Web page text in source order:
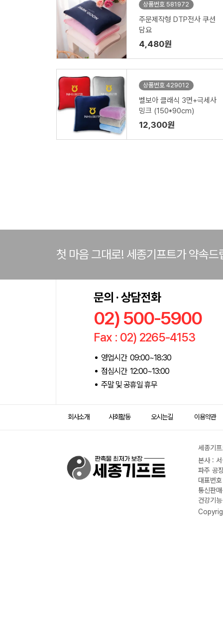
상품번호 581972
주문제작형 DTP전사 쿠션
담요
4,480원
상품번호 429012
벨보아 클래식 3면+극세사
밍크 (150*90cm)
12,300원
첫 마음 그대로! 세종기프트가 약속드
문의 · 상담전화
02) 500-5900
Fax : 02) 2265-4153
영업시간 09:00~18:30
점심시간 12:00~13:00
주말 및 공휴일 휴무
회사소개 사회활동 오시는길 이용약관
세종기
본사 :
파주 공
대표번
통신판
건강기